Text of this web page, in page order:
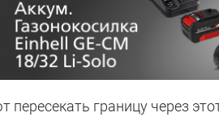
границу через